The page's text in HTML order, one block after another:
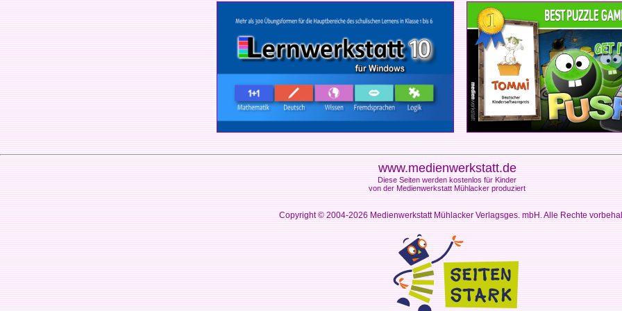
www.medienwerkstatt.de
Diese Seiten werden kostenlos für Kinder
von der Medienwerkstatt Mühlacker produziert
Copyright © 2004-2026Medienwerkstatt Mühlacker Verlagsges. mbH. Alle Rechte